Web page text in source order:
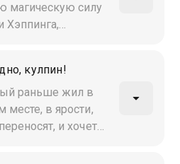
магическую силу
Хэппинга,
не похож
кулпин!
раньше жил в
месте, в ярости,
и хочет